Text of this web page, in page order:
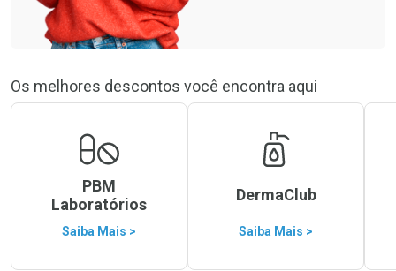
Os melhores descontos você encontra aqui
PBM
Laboratórios
Saiba Mais >
DermaClub
Saiba Mais >